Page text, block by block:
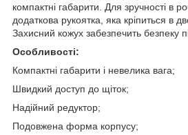
компактні габарити. Для зручності в
додаткова рукоятка, яка кріпиться в
Захисний кожух забезпечить безпеку
Особливості:
Компактні габарити і невелика вага;
Швидкий доступ до щіток;
Надійний редуктор;
Подовжена форма корпусу;